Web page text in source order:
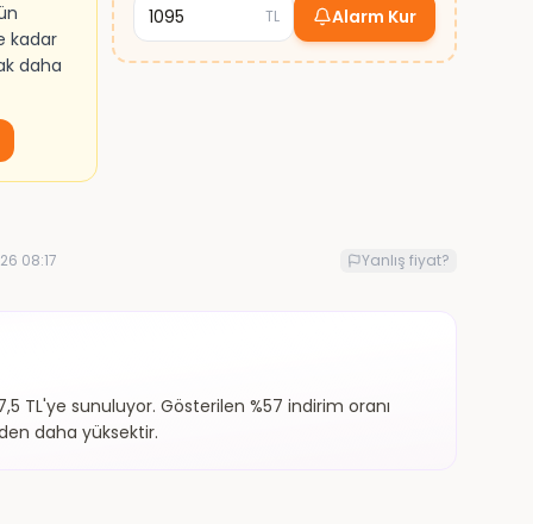
kadar
daha
TL Alarm Kur
08:17 Yanlış fiyat?
TL'ye sunuluyor. Gösterilen %57 indirim oranı
daha yüksektir.